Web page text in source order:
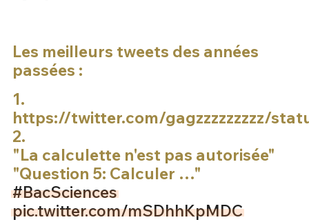
Les meilleurs tweets des années
passées :
1.
https://twitter.com/gagzzzzzzzzz/
2.
"La calculette n'est pas autorisée"
"Question 5: Calculer …"
#BacSciences
pic.twitter.com/mSDhhKpMDC